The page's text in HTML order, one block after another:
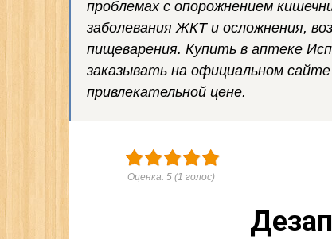
проблемах с опорожнением
заболевания ЖКТ и осложнения,
пищеварения. Купить в аптеке
заказывать на официальном
привлекательной цене.
Оценка: 5 (1 голос)